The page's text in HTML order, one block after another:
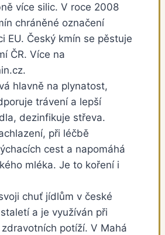
více silic. V roce 2008
chráněné označení
EU. Český kmín se pěstuje
ČR. Více na
hlavně na plynatost,
trávení a lepší
dezinfikuje střeva.
při léčbě
cest a napomáhá
mléka. Je to koření i
chuť jídlům v české
a je využíván při
potíží. V Mahá